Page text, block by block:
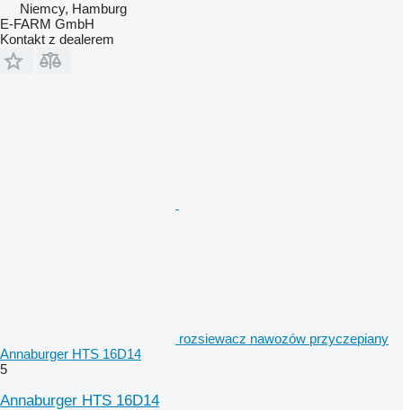
Niemcy, Hamburg
E-FARM GmbH
Kontakt z dealerem
rozsiewacz nawozów przyczepiany
Annaburger HTS 16D14
5
Annaburger HTS 16D14